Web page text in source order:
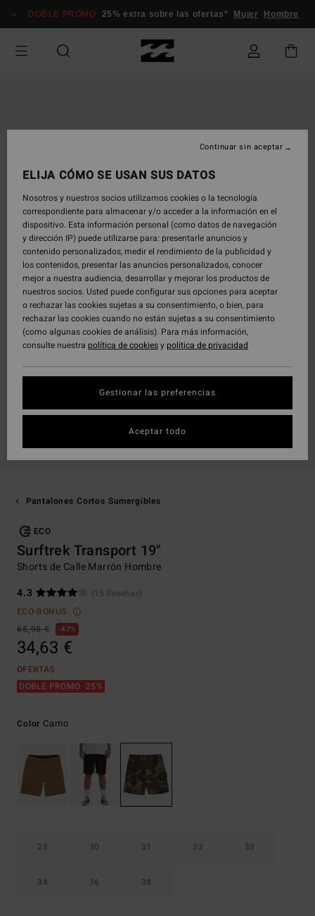
información
DOBLE PROMO 25% extra sobre las ofertas* Mujer Hombre
Pantalones Cortos Sumergibles
ECO
Surftrek Transport 19"
Shorts de Calle Marrón Hombre
4.3
(15 Reseñas)
ECO-BONUS
65,95 €
47%
34,63 €
OFERTAS
DOBLE PROMO -25%
Color Camo
28 30 31 32 33
34 36 38
ELIJA CÓMO SE USAN SUS DATOS
Nosotros y nuestros socios utilizamos cookies o la tecnología
correspondiente para almacenar y/o acceder a la información en el
dispositivo. Esta información personal (como datos de navegación
y dirección IP) puede utilizarse para: presentarle anuncios y
contenido personalizados, medir el rendimiento de la publicidad y
los contenidos, presentar las anuncios personalizados, conocer
mejor a nuestra audiencia, desarrollar y mejorar los productos de
nuestros socios. Usted puede configurar sus opciones para aceptar
o rechazar las cookies sujetas a su consentimiento, o bien, para
rechazar las cookies cuando no están sujetas a su consentimiento
(como algunas cookies de análisis). Para más información,
consulte nuestra política de cookiesypolítica de privacidad
Gestionar las preferencias
Continuar sin aceptar
Aceptar todo